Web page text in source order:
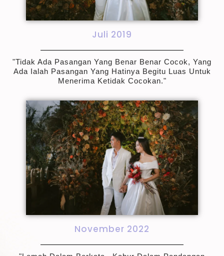
Juli 2019
"tidak Ada Pasangan Yang Benar Benar Cocok, Yang
Ada Ialah Pasangan Yang Hatinya Begitu Luas Untuk
Menerima Ketidak Cocokan."
November 2022